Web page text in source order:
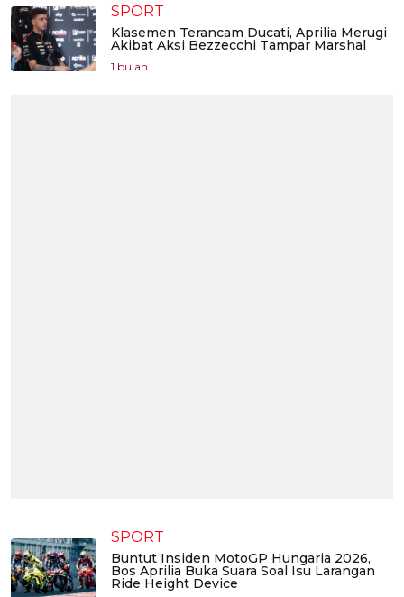
SPORT
Klasemen Terancam Ducati, Aprilia Merugi
Akibat Aksi Bezzecchi Tampar Marshal
1 bulan
SPORT
Buntut Insiden MotoGP Hungaria 2026,
Bos Aprilia Buka Suara Soal Isu Larangan
Ride Height Device